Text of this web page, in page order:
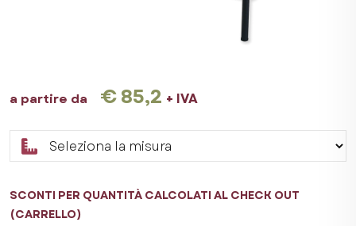
a partire da € 85,2 + IVA
SCONTI PER QUANTITÀ CALCOLATI AL CHECK OUT
(CARRELLO)